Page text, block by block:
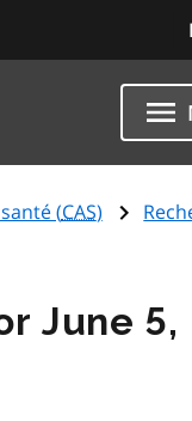
(CAS)
June 5,